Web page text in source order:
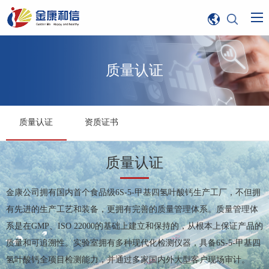
质量认证
质量认证 资质证书
质量认证
金康公司拥有国内首个食品级6S-5-甲基四氢叶酸钙生产工厂，不但拥
有先进的生产工艺和装备，更拥有完善的质量管理体系。质量管理体
系是在GMP、ISO 22000的基础上建立和保持的，从根本上保证产品的
质量和可追溯性。实验室拥有多种现代化检测仪器，具备6S-5-甲基四
氢叶酸钙全项目检测能力，并通过多家国内外大型客户现场审计。